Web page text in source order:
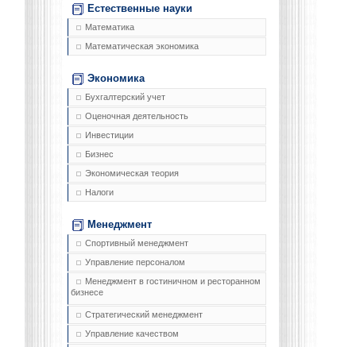
Естественные науки
Математика
Математическая экономика
Экономика
Бухгалтерский учет
Оценочная деятельность
Инвестиции
Бизнес
Экономическая теория
Налоги
Менеджмент
Спортивный менеджмент
Управление персоналом
Менеджмент в гостиничном и ресторанном
бизнесе
Стратегический менеджмент
Управление качеством